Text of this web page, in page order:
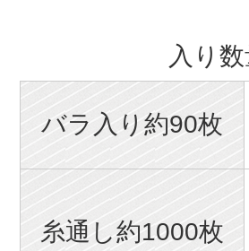
入り
バラ入り約90枚
糸通し約1000枚